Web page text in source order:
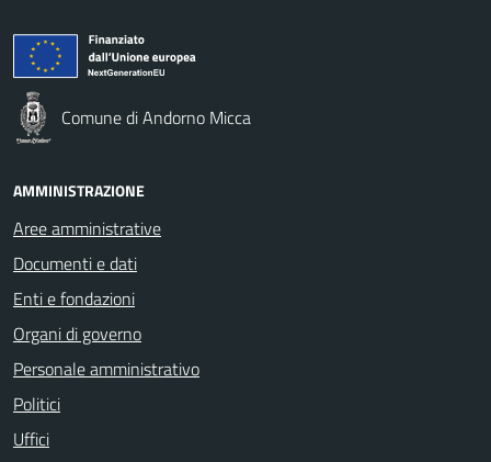
Comune di Andorno Micca
AMMINISTRAZIONE
Aree amministrative
Documenti e dati
Enti e fondazioni
Organi di governo
Personale amministrativo
Politici
Uffici